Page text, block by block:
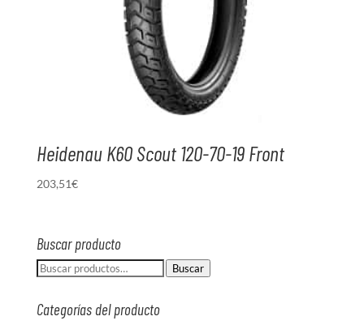
Heidenau K60 Scout 120-70-19 Front
203,51€
Buscar producto
Buscar
Buscar
Categorías del producto